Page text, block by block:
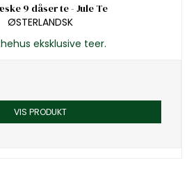
9 dåser te - Jule Te
ØSTERLANDSK
eksklusive teer.
VIS PRODUKT